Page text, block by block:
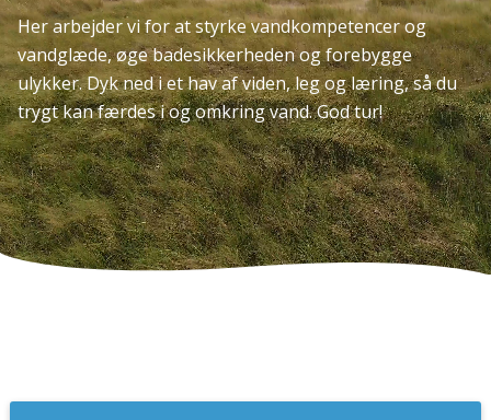
Her arbejder vi for at styrke vandkompetencer og
vandglæde, øge badesikkerheden og forebygge
ulykker. Dyk ned i et hav af viden, leg og læring, så du
trygt kan færdes i og omkring vand. God tur!